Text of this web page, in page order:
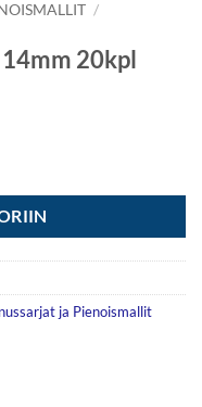
/
20kpl
ja Pienoismallit